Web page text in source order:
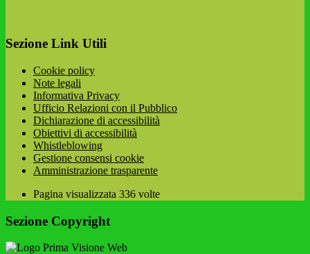
Sezione Link Utili
Cookie policy
Note legali
Informativa Privacy
Ufficio Relazioni con il Pubblico
Dichiarazione di accessibilità
Obiettivi di accessibilità
Whistleblowing
Gestione consensi cookie
Amministrazione trasparente
Pagina visualizzata 336 volte
Sezione Copyright